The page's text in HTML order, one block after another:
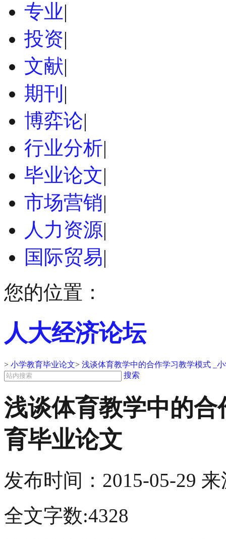
专业|
投资|
文献|
期刊 |
博弈论|
行业分析|
毕业论文|
市场营销|
人力资源|
国际贸易|
您的位置：
人大经济论坛
> 小学教育毕业论文> 浅谈体育教学中的合作学习教学模式 _
搜索
浅谈体育教学中的
育毕业论文
发布时间： 2015-05-29 来
全文字数:4328